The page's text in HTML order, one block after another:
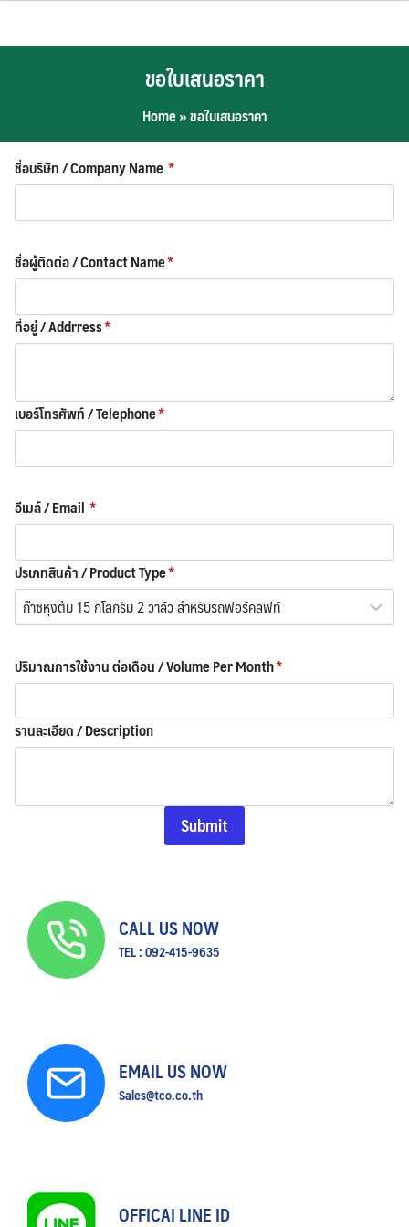
for:
ขอใบเสนอราคา
Home»ขอใบเสนอราคา
ชื่อบริษัท / Company Name*
ชื่อผู้ติดต่อ / Contact Name*
ที่อยู่ / Addrress*
เบอร์โทรศัพท์ / Telephone*
อีเมล์ / Email *
ปรเภทสินค้า / Product Type*
ปริมาณการใช้งาน ต่อเดือน / Volume Per Month*
รานละเอียด / Description
Submit
CALL US NOW
TEL : 092-415-9635
EMAIL US NOW
Sales@tco.co.th
OFFICAI LINE ID